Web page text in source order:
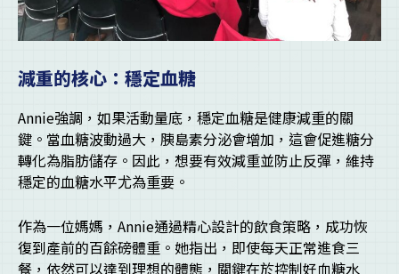
減重的核心：穩定血糖
Annie強調，如果活動量底，穩定血糖是健康減重的關
鍵。當血糖波動過大，胰島素分泌會增加，這會促進糖分
轉化為脂肪儲存。因此，想要有效減重並防止反彈，維持
穩定的血糖水平尤為重要。
作為一位媽媽，Annie通過精心設計的飲食策略，成功恢
復到產前的百餘磅體重。她指出，即使每天正常進食三
餐，依然可以達到理想的體態，關鍵在於控制好血糖水